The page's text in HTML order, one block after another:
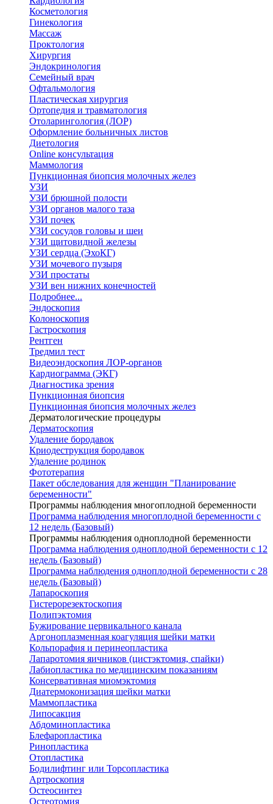
Косметология
Гинекология
Массаж
Проктология
Хирургия
Эндокринология
Семейный врач
Офтальмология
Пластическая хирургия
Ортопедия и травматология
Отоларингология (ЛОР)
Оформление больничных листов
Диетология
Online консультация
Маммология
Пункционная биопсия молочных желез
УЗИ
УЗИ брюшной полости
УЗИ органов малого таза
УЗИ почек
УЗИ сосудов головы и шеи
УЗИ щитовидной железы
УЗИ сердца (ЭхоКГ)
УЗИ мочевого пузыря
УЗИ простаты
УЗИ вен нижних конечностей
Подробнее...
Эндоскопия
Колоноскопия
Гастроскопия
Рентген
Тредмил тест
Видеоэндоскопия ЛОР-органов
Кардиограмма (ЭКГ)
Диагностика зрения
Пункционная биопсия
Пункционная биопсия молочных желез
Дерматологические процедуры
Дерматоскопия
Удаление бородавок
Криодеструкция бородавок
Удаление родинок
Фототерапия
Пакет обследования для женщин "Планирование
беременности"
Программы наблюдения многоплодной беременности
Программа наблюдения многоплодной беременности с
12 недель (Базовый)
Программы наблюдения одноплодной беременности
Программа наблюдения одноплодной беременности с 12
недель (Базовый)
Программа наблюдения одноплодной беременности с 28
недель (Базовый)
Лапароскопия
Гистерорезектоскопия
Полипэктомия
Бужирование цервикального канала
Аргоноплазменная коагуляция шейки матки
Кольпорафия и перинеопластика
Лапаротомия яичников (цистэктомия, спайки)
Лабиопластика по медицинским показаниям
Консервативная миомэктомия
Диатермоконизация шейки матки
Маммопластика
Липосакция
Абдоминопластика
Блефаропластика
Ринопластика
Отопластика
Бодилифтинг или Торсопластика
Артроскопия
Остеосинтез
Остеотомия